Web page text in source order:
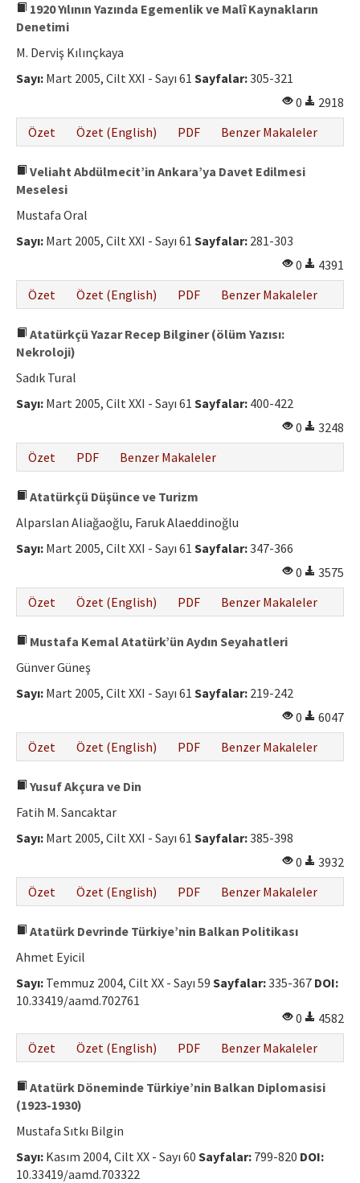
1920 Yılının Yazında Egemenlik ve Malî Kaynakların
Denetimi
M. Derviş Kılınçkaya
Sayı: Mart 2005, Cilt XXI - Sayı 61 Sayfalar:305-321
0
2918
Özet
Özet (English) PDF Benzer Makaleler
Veliaht Abdülmecit’in Ankara’ya Davet Edilmesi
Meselesi
Mustafa Oral
Sayı: Mart 2005, Cilt XXI - Sayı 61 Sayfalar: 281-303
0
4391
Özet
Özet (English) PDF Benzer Makaleler
Atatürkçü Yazar Recep Bilginer (ölüm Yazısı:
Nekroloji)
Sadık Tural
Sayı: Mart 2005, Cilt XXI - Sayı 61 Sayfalar: 400-422
0
3248
Özet
PDF Benzer Makaleler
Atatürkçü Düşünce ve Turizm
Alparslan Aliağaoğlu, Faruk Alaeddinoğlu
Sayı: Mart 2005, Cilt XXI - Sayı 61 Sayfalar:347-366
0
3575
Özet
Özet (English) PDF Benzer Makaleler
Mustafa Kemal Atatürk’ün Aydın Seyahatleri
Günver Güneş
Sayı: Mart 2005, Cilt XXI - Sayı 61 Sayfalar: 219-242
0
6047
Özet
Özet (English) PDF Benzer Makaleler
Yusuf Akçura ve Din
Fatih M. Sancaktar
Sayı: Mart 2005, Cilt XXI - Sayı 61 Sayfalar:385-398
0
3932
Özet
Özet (English) PDF Benzer Makaleler
Atatürk Devrinde Türkiye’nin Balkan Politikası
Ahmet Eyicil
Sayı: Temmuz 2004, Cilt XX - Sayı 59 Sayfalar:335-367 DOI:
10.33419/aamd.702761
0
4582
Özet
Özet (English) PDF Benzer Makaleler
Atatürk Döneminde Türkiye’nin Balkan Diplomasisi
(1923-1930)
Mustafa Sıtkı Bilgin
Sayı: Kasım 2004, Cilt XX - Sayı 60 Sayfalar: 799-820 DOI:
10.33419/aamd.703322